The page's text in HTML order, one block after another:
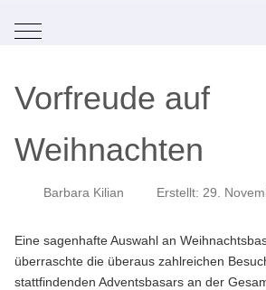
Mobile Menu Toggle
Vorfreude auf
Weihnachten
Barbara Kilian Erstellt: 29.
Eine sagenhafte Auswahl an
überraschte die überaus zahlreichen
stattfindenden Adventsbasars an der